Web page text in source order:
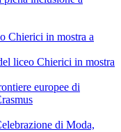
Chierici in mostra a
liceo Chierici in mostra
europee di
di Moda,